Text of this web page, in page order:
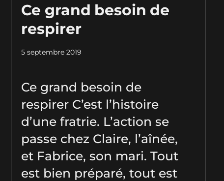
Ce grand besoin de
respirer
5 septembre 2019
Ce grand besoin de
respirer C’est l’histoire
d’une fratrie. L’action se
passe chez Claire, l’aînée,
et Fabrice, son mari. Tout
est bien préparé, tout est